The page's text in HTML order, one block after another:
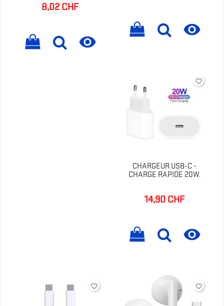
base
8,02 CHF


CHARGEUR USB-C -
CHARGE RAPIDE 20W.
Prix
14,90 CHF

favorite_border
favorite_border favorite_border